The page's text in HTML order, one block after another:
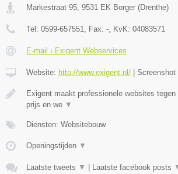
Markestraat 95, 9531 EK Borger (Drenthe)
Tel: 0599-657551, Fax: -, KvK: 04083571
E-mail › Exigent Webservices
Website: http://www.exigent.nl/ Screenshot
Exigent maakt professionele websites
prijs en we ▼
Diensten: Websitebouw
Openingstijden ▼
Laatste tweets ▼ Laatste facebook posts